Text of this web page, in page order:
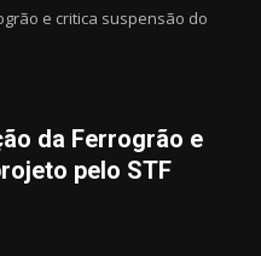
e critica suspensão do
da Ferrogrão e
pelo STF